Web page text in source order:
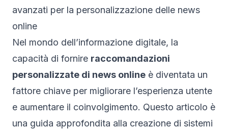
avanzati per la personalizzazione delle news
online
Nel mondo dell’informazione digitale, la
capacità di fornire raccomandazioni
personalizzate di news online è diventata un
fattore chiave per migliorare l’esperienza utente
e aumentare il coinvolgimento. Questo articolo è
una guida approfondita alla creazione di sistemi